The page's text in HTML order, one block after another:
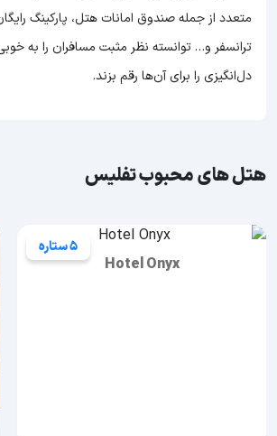
متعدد از جمله صندوق امانات هتل، پارکینگ
ترانسفر و… توانسته نظر مثبت مسافران را به
دل‌انگیزی را برای آن‌ها رقم بزند.
هتل های محبوب تفلیس
5 ستاره
Hotel Onyx